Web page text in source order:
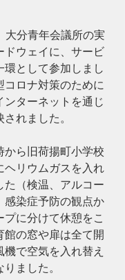
大分青年会議所の実
ドウェイに、サービ
環として参加しまし
コロナ対策のために
ンターネットを通じ
れました。
から旧荷揚町小学校
ヘリウムガスを入れ
た（検温、アルコー
感染症予防の観点か
プに分けて休憩をこ
館の窓や扉は全て開
で空気を入れ替え
ました。